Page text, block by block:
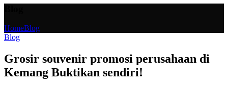
HomeBlog
Blog
Grosir souvenir promosi perusahaan di
Kemang Buktikan sendiri!